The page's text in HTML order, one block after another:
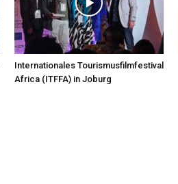
Internationales Tourismusfilmfestival
Africa (ITFFA) in Joburg